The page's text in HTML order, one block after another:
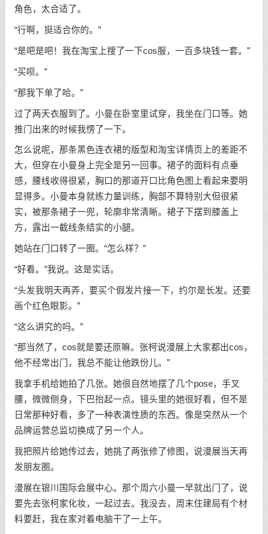
角色，太合适了。
“行啊，挺适合你的。”
“是吧是吧！我在淘宝上搜了一下cos服，一百多块钱一套。”
“买呗。”
“那我下单了哈。”
过了两天衣服到了。小曼在卧室里试穿，我坐在门口等。她
推门出来的时候我愣了一下。
怎么说呢，那条黑色连衣裙的版型和淘宝详情页上的差距不
大，但穿在小曼身上完全是另一回事。裙子的面料有点垂
感，腰线收得很紧，胸口的那道开口比角色图上看起来要明
显得多。小曼本身就练力量训练，胸部不算特别大但很紧
实，被那条裙子一兜，轮廓非常清晰。裙子下摆到膝盖上
方，露出一截线条结实的小腿。
她站在门口转了一圈。“怎么样？”
“好看。”我说。这是实话。
“头发我明天再弄，要买个假发片接一下，约尔是长发。还要
画个红色眼影。”
“这么讲究的吗。”
“那当然了，cos就是要还原嘛。张柯说漫展上大家都出cos，
他不经常出门，我总不能让他跌份儿。”
我拿手机给她拍了几张。她很自然地摆了几个pose，手叉
腰，微微侧身，下巴抬起一点。镜头里的她很好看，但不是
日常那种好看，多了一种表演性质的东西。像是突然从一个
品牌运营总监切换成了另一个人。
我把照片给她传过去，她挑了两张修了修图，说漫展当天再
发朋友圈。
漫展在银川国际会展中心。那个周六小曼一早就出门了，说
要先去张柯家化妆，一起过去。我没去，周末住建局有个材
料要赶，我在家对着电脑干了一上午。